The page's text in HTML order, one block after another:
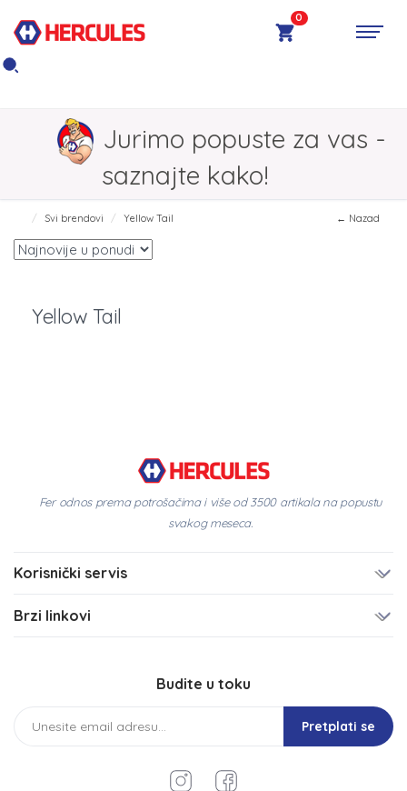
0
Jurimo popuste za vas -
saznajte kako!
Svi brendovi Yellow Tail ← Nazad
Yellow Tail
Fer odnos prema potrošačima i više od 3500 artikala na popustu
svakog meseca.
Korisnički servis
Brzi linkovi
Budite u toku
Pretplati se